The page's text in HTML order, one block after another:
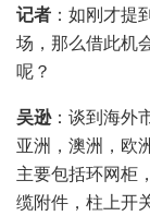
记者 ：如刚才
场，那么借此机
呢？
吴逊：谈到海外
亚洲，澳洲，欧
主要包括环网柜
缆附件，柱上开